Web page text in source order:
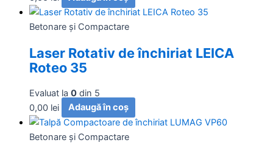
Betonare și Compactare
Laser Rotativ de închiriat LEICA
Roteo 35
Evaluat la 0 din 5
0,00 lei Adaugă în coș
Betonare și Compactare